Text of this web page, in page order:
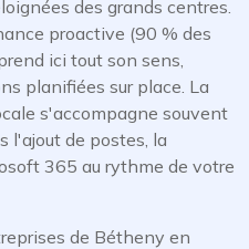
des grands centres.
proactive (90 % des
ici tout son sens,
planifiées sur place. La
s'accompagne souvent
l'ajout de postes, la
365 au rythme de votre
de Bétheny en